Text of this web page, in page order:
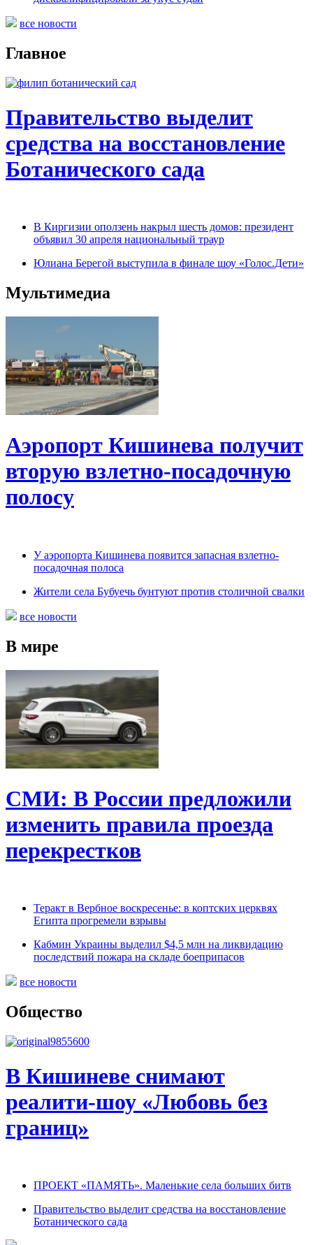
все новости
Главное
Правительство выделит
средства на восстановление
Ботанического сада
В Киргизии оползень накрыл шесть домов: президент
объявил 30 апреля национальный траур
Юлиана Берегой выступила в финале шоу «Голос.Дети»
Мультимедиа
Аэропорт Кишинева получит
вторую взлетно-посадочную
полосу
У аэропорта Кишинева появится запасная взлетно-
посадочная полоса
Жители села Бубуечь бунтуют против столичной свалки
все новости
В мире
СМИ: В России предложили
изменить правила проезда
перекрестков
Теракт в Вербное воскресенье: в коптских церквях
Египта прогремели взрывы
Кабмин Украины выделил $4,5 млн на ликвидацию
последствий пожара на складе боеприпасов
все новости
Общество
В Кишиневе снимают
реалити-шоу «Любовь без
границ»
ПРОЕКТ «ПАМЯТЬ». Маленькие села больших битв
Правительство выделит средства на восстановление
Ботанического сада